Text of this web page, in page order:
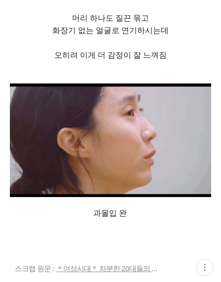
머리 하나도 질끈 묶고
화장기 없는 얼굴로 연기하시는데
오히려 이게 더 감정이 잘 느껴짐
과몰입 완.
스크랩 원문 : ＊여성시대＊ 차분한 20대들의 알흠다운 공간 현
재